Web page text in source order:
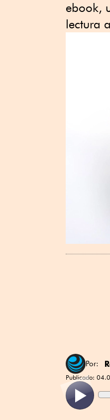
ebook,
lectura
Por:
Publicado: